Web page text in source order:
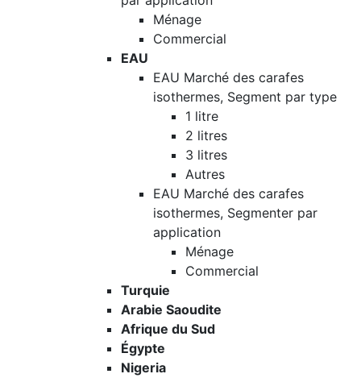
Ménage
Commercial
EAU
EAU Marché des carafes
isothermes, Segment par type
1 litre
2 litres
3 litres
Autres
EAU Marché des carafes
isothermes, Segmenter par
application
Ménage
Commercial
Turquie
Arabie Saoudite
Afrique du Sud
Égypte
Nigeria